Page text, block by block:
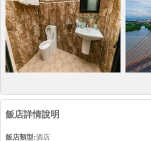
飯店詳情說明
飯店類型:酒店